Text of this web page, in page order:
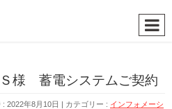
Ｓ様 蓄電システムご契約
2022年8月10日 カテゴリー : インフォメーシ